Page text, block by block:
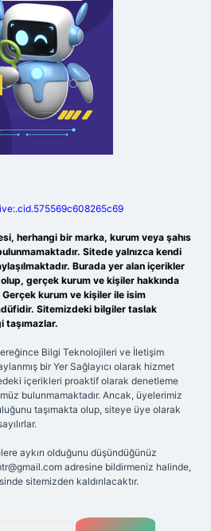
herhangi bir marka, kurum veya şahıs
Sitede yalnızca kendi
Burada yer alan içerikler
gerçek kurum ve kişiler hakkında
Gerçek kurum ve kişiler ile isim
Sitemizdeki bilgiler taslak
taşımazlar.
Bilgi Teknolojileri ve İletişim
bir Yer Sağlayıcı olarak hizmet
içerikleri proaktif olarak denetleme
bulunmamaktadır. Ancak, üyelerimiz
taşımakta olup, siteye üye olarak
aykırı olduğunu düşündüğünüz
adresine bildirmeniz halinde,
sitemizden kaldırılacaktır.